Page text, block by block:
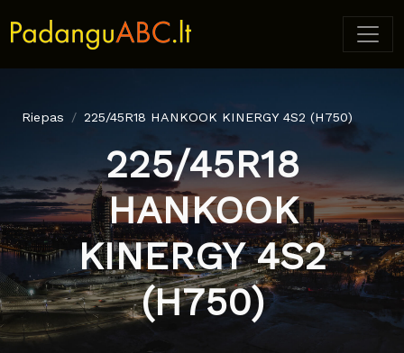
Riepas 225/45R18 HANKOOK KINERGY 4S2 (H750)
225/45R18
HANKOOK
KINERGY 4S2
(H750)